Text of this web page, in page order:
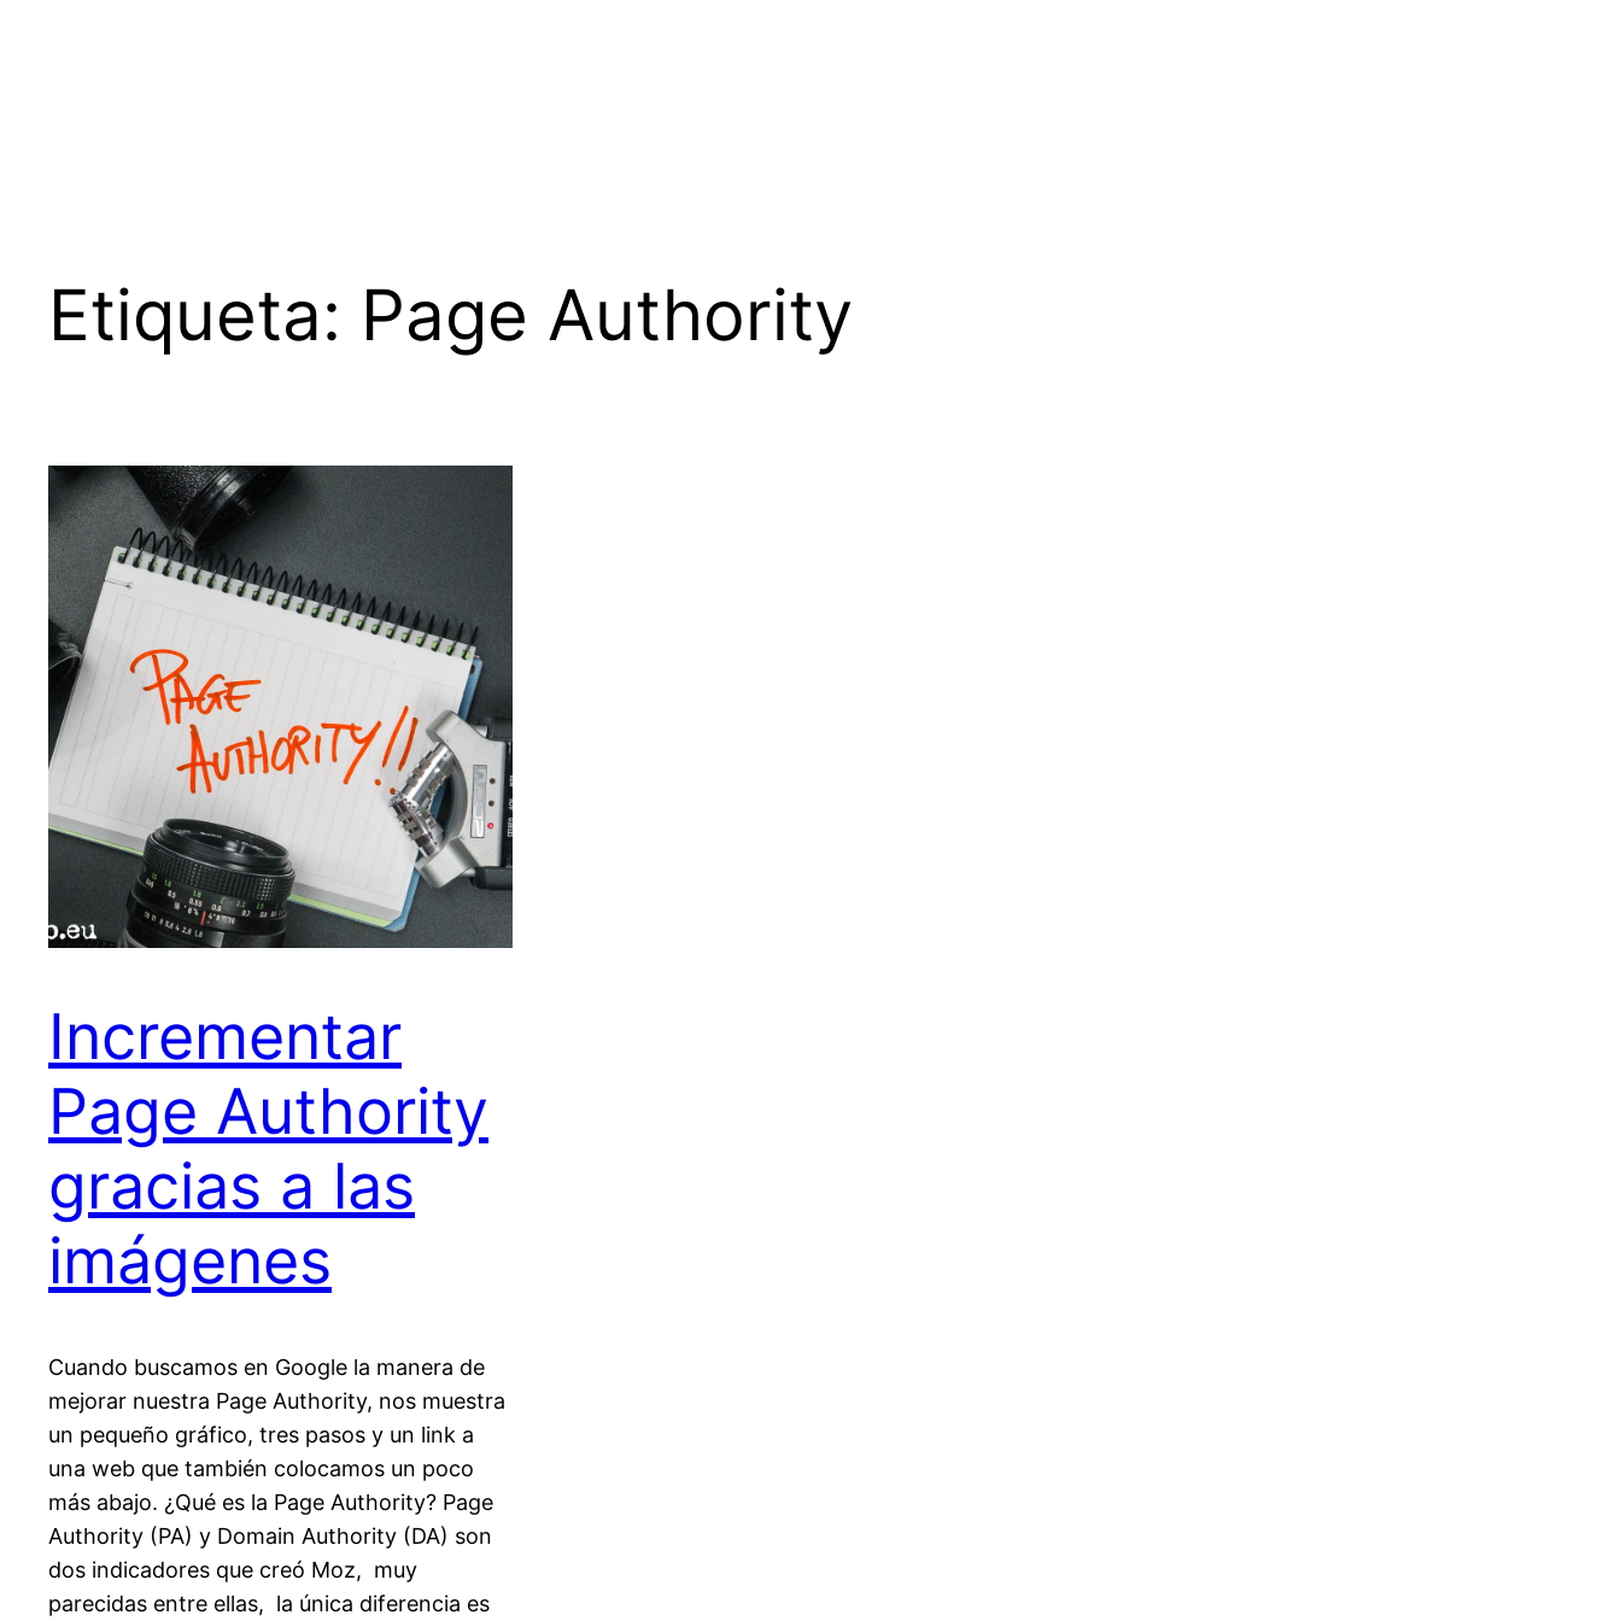
Etiqueta: Page Authority
Incrementar
Page Authority
gracias a las
imágenes
Cuando buscamos en Google la manera de
mejorar nuestra Page Authority, nos muestra
un pequeño gráfico, tres pasos y un link a
una web que también colocamos un poco
más abajo. ¿Qué es la Page Authority? Page
Authority (PA) y Domain Authority (DA) son
dos indicadores que creó Moz, muy
parecidas entre ellas, la única diferencia es